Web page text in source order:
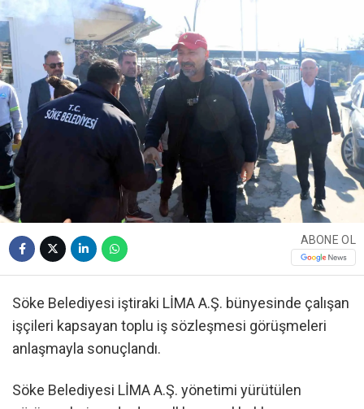
ABONE OL
Söke Belediyesi iştiraki LİMA A.Ş. bünyesinde çalışan
işçileri kapsayan toplu iş sözleşmesi görüşmeleri
anlaşmayla sonuçlandı.
Söke Belediyesi LİMA A.Ş. yönetimi yürütülen